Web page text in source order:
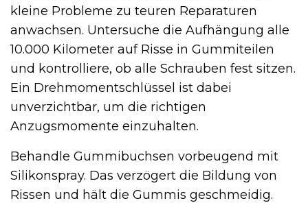
kleine Probleme zu teuren Reparaturen
anwachsen. Untersuche die Aufhängung alle
10.000 Kilometer auf Risse in Gummiteilen
und kontrolliere, ob alle Schrauben fest sitzen.
Ein Drehmomentschlüssel ist dabei
unverzichtbar, um die richtigen
Anzugsmomente einzuhalten.
Behandle Gummibuchsen vorbeugend mit
Silikonspray. Das verzögert die Bildung von
Rissen und hält die Gummis geschmeidig.